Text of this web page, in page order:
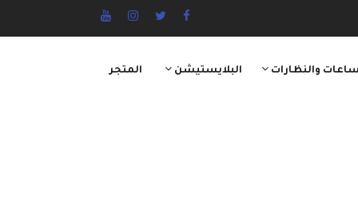
والنظارات البلايستيشن المتجر